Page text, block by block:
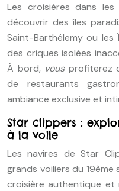
Les croisières dans les
découvrir des îles
Saint-Barthélemy ou les
des criques isolées
À bord, vous profiterez
de restaurants
ambiance exclusive et
Star clippers :
à la voile
Les navires de Star
grands voiliers du
croisière authentique et